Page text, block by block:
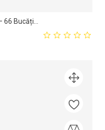
66 Bucăți...